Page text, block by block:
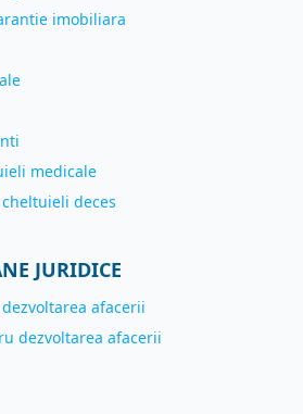
imobiliara
medicale
deces
JURIDICE
afacerii
dezvoltarea afacerii